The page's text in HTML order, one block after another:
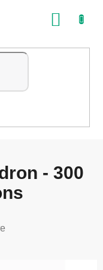
COŞ
- 300